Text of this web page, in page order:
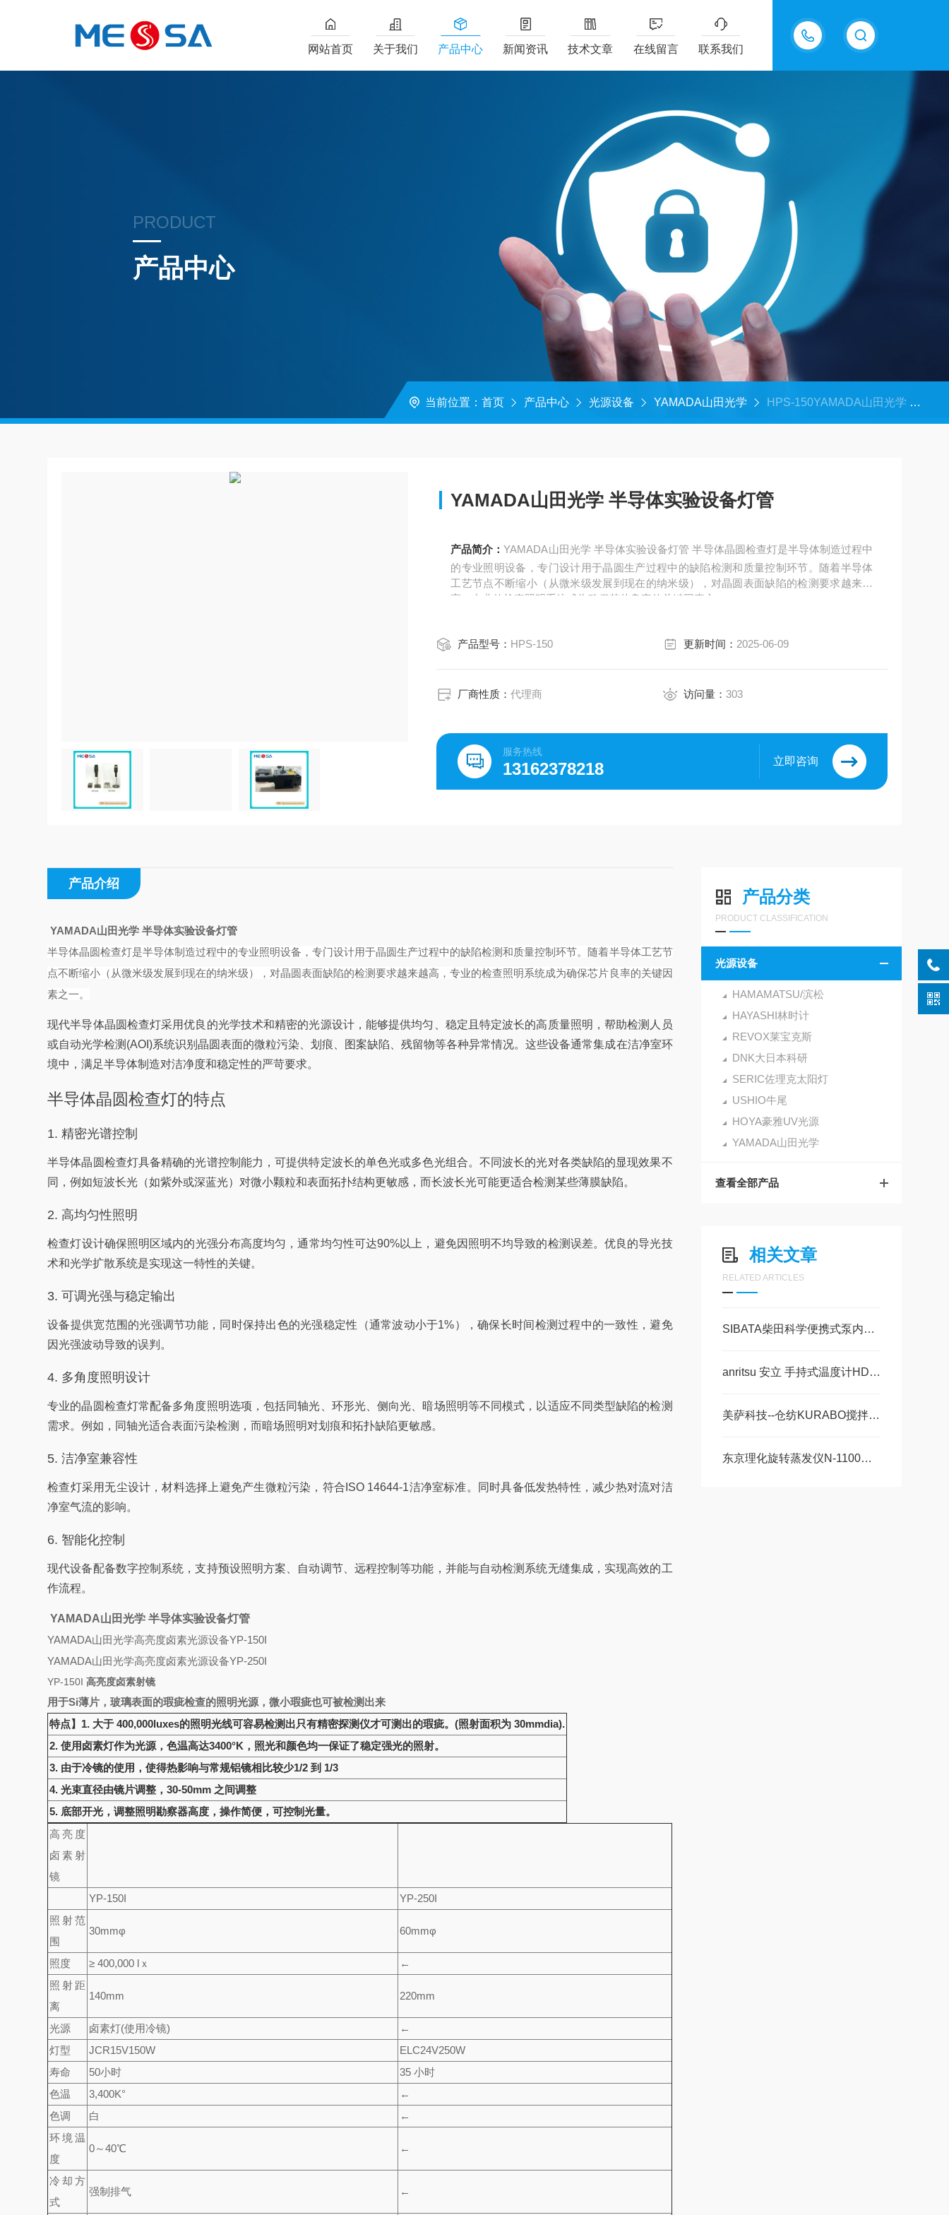
13915577898
网站首页 关于我们 产品中心 新闻资讯 技术文章 在线留言 联系我们
PRODUCT
产品中心
当前位置： 首页 产品中心 光源设备 YAMADA山田光学 HPS-150YAMADA山田光学 半导体实验设备灯管
YAMADA山田光学 半导体实验设备灯管
产品简介：YAMADA山田光学 半导体实验设备灯管 半导体晶圆检查灯是半导体制造过程中
的专业照明设备，专门设计用于晶圆生产过程中的缺陷检测和质量控制环节。随着半导体
工艺节点不断缩小（从微米级发展到现在的纳米级），对晶圆表面缺陷的检测要求越来越
高，专业的检查照明系统成为确保芯片良率的关键因素之一。
产品型号： HPS-150 更新时间： 2025-06-09
厂商性质：代理商 访问量： 303
服务热线
13162378218 立即咨询
产品分类
PRODUCT CLASSIFICATION
光源设备
HAMAMATSU/滨松
HAYASHI林时计
REVOX莱宝克斯
DNK大日本科研
SERIC佐理克太阳灯
USHIO牛尾
HOYA豪雅UV光源
YAMADA山田光学
查看全部产品
相关文章
RELATED ARTICLES
SIBATA柴田科学便携式泵内置恒定流量功能
anritsu 安立 手持式温度计HD-1200E / 1200K产品介绍
美萨科技--仓纺KURABO搅拌脱泡机
东京理化旋转蒸发仪N-1100系列 美萨现货1台
产品介绍
YAMADA山田光学 半导体实验设备灯管
半导体晶圆检查灯是半导体制造过程中的专业照明设备，专门设计用于晶圆生产过程中的缺陷检测和质量控制环节。随着半导体工艺节
点不断缩小（从微米级发展到现在的纳米级），对晶圆表面缺陷的检测要求越来越高，专业的检查照明系统成为确保芯片良率的关键因
素之一。
现代半导体晶圆检查灯采用优良的光学技术和精密的光源设计，能够提供均匀、稳定且特定波长的高质量照明，帮助检测人员
或自动光学检测(AOI)系统识别晶圆表面的微粒污染、划痕、图案缺陷、残留物等各种异常情况。这些设备通常集成在洁净室环
境中，满足半导体制造对洁净度和稳定性的严苛要求。
半导体晶圆检查灯的特点
1. 精密光谱控制
半导体晶圆检查灯具备精确的光谱控制能力，可提供特定波长的单色光或多色光组合。不同波长的光对各类缺陷的显现效果不
同，例如短波长光（如紫外或深蓝光）对微小颗粒和表面拓扑结构更敏感，而长波长光可能更适合检测某些薄膜缺陷。
2. 高均匀性照明
检查灯设计确保照明区域内的光强分布高度均匀，通常均匀性可达90%以上，避免因照明不均导致的检测误差。优良的导光技
术和光学扩散系统是实现这一特性的关键。
3. 可调光强与稳定输出
设备提供宽范围的光强调节功能，同时保持出色的光强稳定性（通常波动小于1%），确保长时间检测过程中的一致性，避免
因光强波动导致的误判。
4. 多角度照明设计
专业的晶圆检查灯常配备多角度照明选项，包括同轴光、环形光、侧向光、暗场照明等不同模式，以适应不同类型缺陷的检测
需求。例如，同轴光适合表面污染检测，而暗场照明对划痕和拓扑缺陷更敏感。
5. 洁净室兼容性
检查灯采用无尘设计，材料选择上避免产生微粒污染，符合ISO 14644-1洁净室标准。同时具备低发热特性，减少热对流对洁
净室气流的影响。
6. 智能化控制
现代设备配备数字控制系统，支持预设照明方案、自动调节、远程控制等功能，并能与自动检测系统无缝集成，实现高效的工
作流程。
YAMADA山田光学 半导体实验设备灯管
YAMADA山田光学高亮度卤素光源设备YP-150I
YAMADA山田光学高亮度卤素光源设备YP-250I
YP-150I高亮度卤素射镜
用于Si薄片，玻璃表面的瑕疵检查的照明光源，微小瑕疵也可被检测出来
特点】 1. 大于 400,000luxes的照明光线可容易检测出只有精密探测仪才可测出的瑕疵。(照射面积为 30mmdia).
2. 使用卤素灯作为光源，色温高达3400°K，照光和颜色均一保证了稳定强光的照射。
3. 由于冷镜的使用，使得热影响与常规铝镜相比较少1/2 到 1/3
4. 光束直径由镜片调整，30-50mm 之间调整
5. 底部开光，调整照明勘察器高度，操作简便，可控制光量。
高亮度
卤素射
镜
YP-150I
YP-250I
照射范
围
30mmφ 60mmφ
照度 ≥ 400,000 lｘ
←
照射距
离
140mm 220mm
光源 卤素灯(使用冷镜)
←
灯型
JCR15V150W
ELC24V250W
寿命
50小时
35 小时
色温
3,400K°
←
色调
白
←
环境温
度
0～40℃ ←
冷却方
式
强制排气 ←